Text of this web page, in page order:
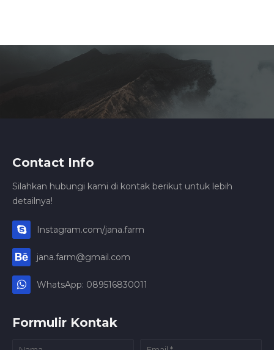
Contact Info
Silahkan hubungi kami di kontak berikut untuk lebih
detailnya!
Instagram.com/jana.farm
jana.farm@gmail.com
WhatsApp: 089516830011
Formulir Kontak